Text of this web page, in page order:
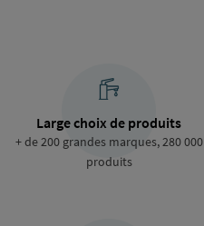
Large choix de produits
+ de 200 grandes marques, 280 000
produits